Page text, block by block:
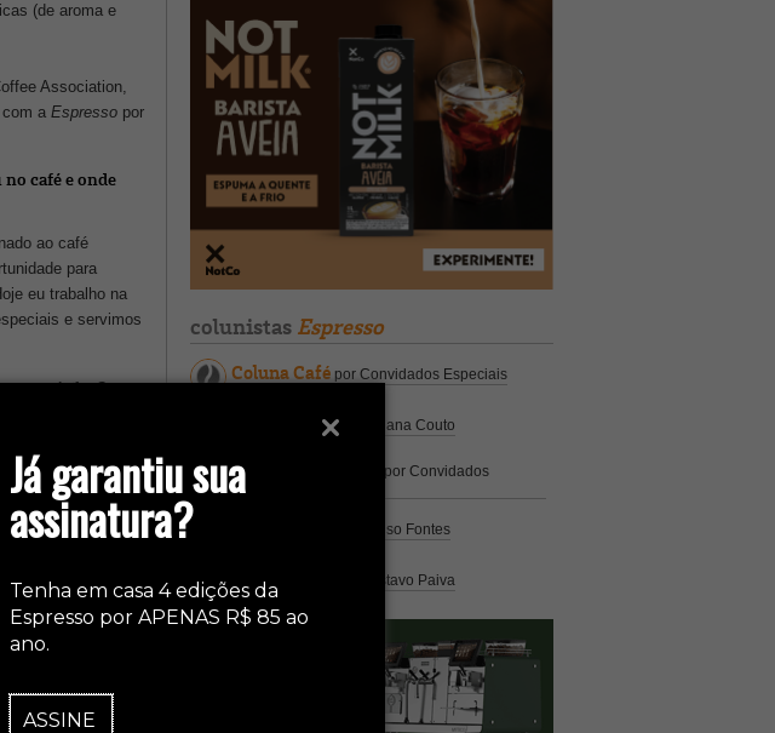
Já garantiu sua
assinatura?
Tenha em casa 4 edições da
Espresso por APENAS R$ 85 ao
ano.
ASSINE
(de aroma e
Association,
a Espresso por
café e onde
ao café
para
eu trabalho na
e servimos
de
baristas do
de café com
quando seu
tempo
comprometer
ganhei. Foi uma
colunistas Espresso
Coluna Café por Convidados Especiais
Na cozinhapor Cristiana Couto
Café com História
por Convidados
Especiais
por Caio Alonso Fontes
Pelo Mundo por Gustavo Paiva